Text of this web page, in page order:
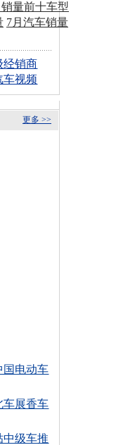
量前十车型
7月汽车销量
经销商
车视频
更多 >>
国电动车
车展香车
中级车推